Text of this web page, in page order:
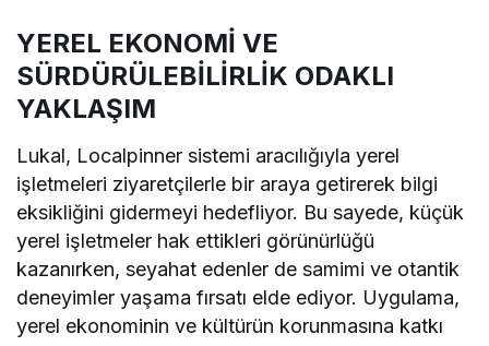
YEREL EKONOMİ VE
SÜRDÜRÜLEBİLİRLİK ODAKLI
YAKLAŞIM
Lukal, Localpinner sistemi aracılığıyla yerel
işletmeleri ziyaretçilerle bir araya getirerek bilgi
eksikliğini gidermeyi hedefliyor. Bu sayede, küçük
yerel işletmeler hak ettikleri görünürlüğü
kazanırken, seyahat edenler de samimi ve otantik
deneyimler yaşama fırsatı elde ediyor. Uygulama,
yerel ekonominin ve kültürün korunmasına katkı